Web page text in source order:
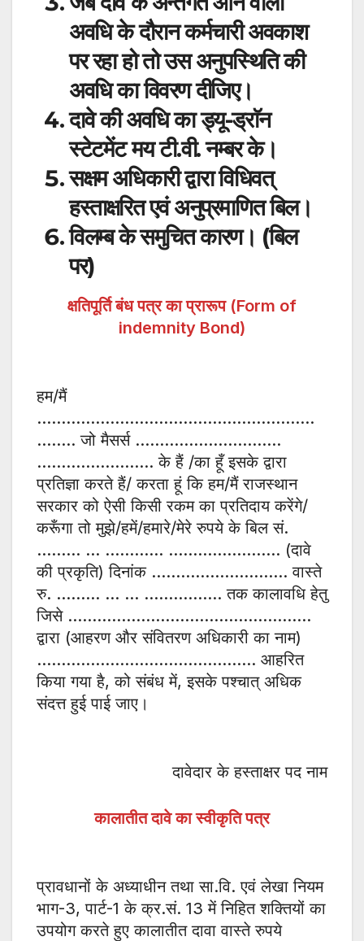
अवधि के दौरान कर्मचारी अवकाश
पर रहा हो तो उस अनुपस्थिति की
अवधि का विवरण दीजिए।
दावे की अवधि का ड्यू-ड्राॅन
स्टेटमेंट मय टी.वी. नम्बर के।
सक्षम अधिकारी द्वारा विधिवत्
हस्ताक्षरित एवं अनुप्रमाणित बिल।
विलम्ब के समुचित कारण। (बिल
पर)
क्षतिपूर्ति बंध पत्र का प्रारूप (Form of
indemnity Bond)
हम/मैं
…………………………………………………
…….. जो मैसर्स …………………………
…………………… के हैं /का हूँ इसके द्वारा
प्रतिज्ञा करते हैं/ करता हूं कि हम/मैं राजस्थान
सरकार को ऐसी किसी रकम का प्रतिदाय करेंगे/
करूँगा तो मुझे/हमें/हमारे/मेरे रुपये के बिल सं.
……… … ………… ………………….. (दावे
की प्रकृति) दिनांक ………………………. वास्ते
रु. ……… … … ……………. तक कालावधि हेतु
जिसे …………………………………………..
द्वारा (आहरण और संवितरण अधिकारी का नाम)
……………………………………… आहरित
किया गया है, को संबंध में, इसके पश्चात् अधिक
संदत्त हुई पाई जाए।
दावेदार के हस्ताक्षर पद नाम
कालातीत दावे का स्वीकृति पत्र
प्रावधानों के अध्याधीन तथा सा.वि. एवं लेखा नियम
भाग-3, पार्ट-1 के क्र.सं. 13 में निहित शक्तियों का
उपयोग करते हुए कालातीत दावा वास्ते रुपये